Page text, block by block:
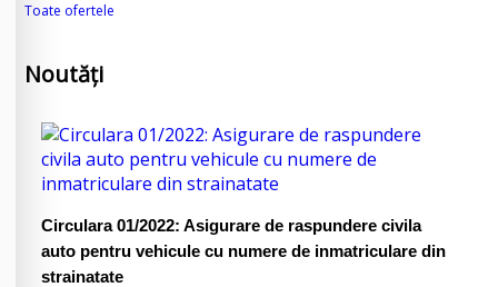
Toate ofertele
Noutăți
Circulara 01/2022: Asigurare de raspundere civila
auto реntru vehicule cu numеrе de inmatriculare din
strainatаtе